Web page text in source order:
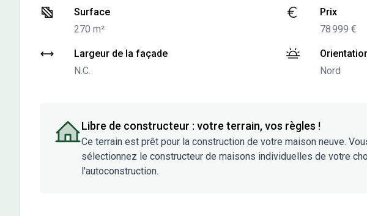
Surface-
270 m²
Prix-
78 999 €
Largeur de la façade-
N.C.
Nord
Libre de constructeur : votre terrain, vos règles !
Ce terrain est prêt pour la construction de votre maison neuve.
sélectionnez le constructeur de maisons individuelles de votre
l'autoconstruction.